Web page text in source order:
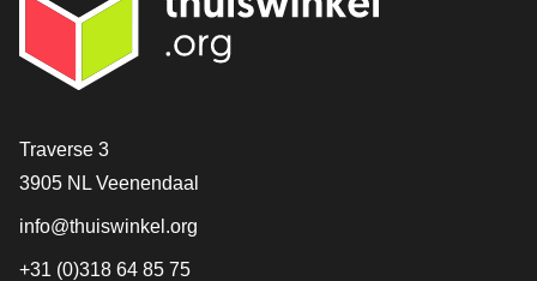
[_General:Contact]
Traverse 3
3905 NL Veenendaal
info@thuiswinkel.org
+31 (0)318 64 85 75